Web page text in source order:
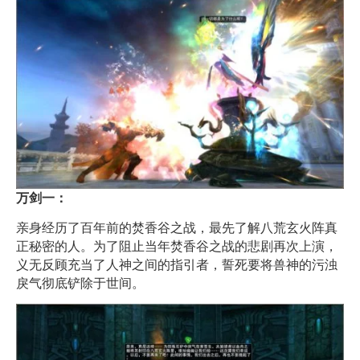
万剑一：
亲身经历了百年前的焚香谷之战，最先了解八荒玄火阵真
正秘密的人。为了阻止当年焚香谷之战的悲剧再次上演，
义无反顾充当了人神之间的指引者，誓死要将兽神的污浊
戾气彻底铲除于世间。